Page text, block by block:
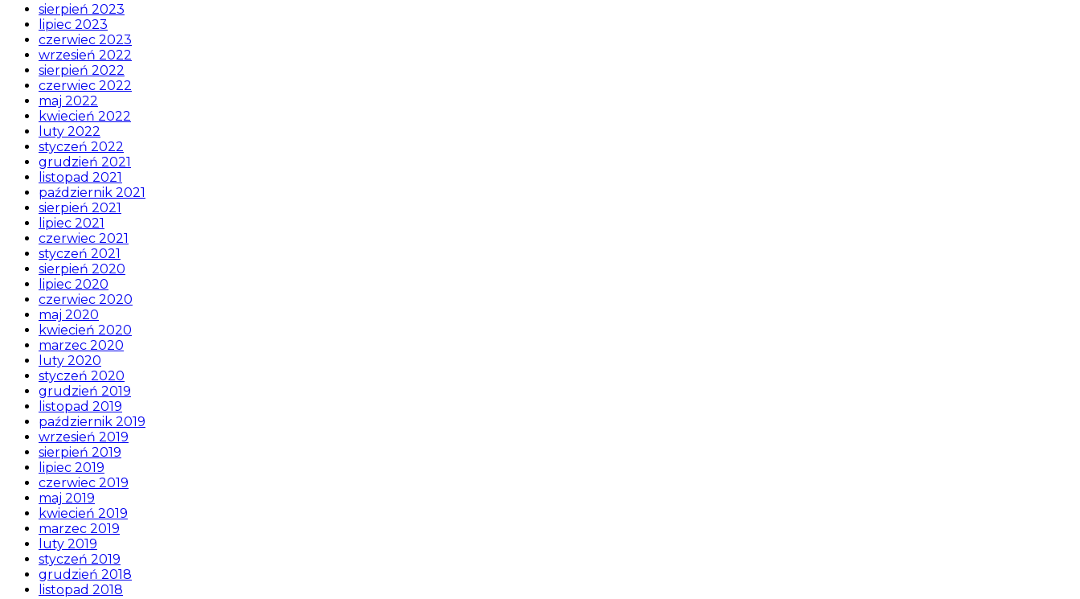
sierpień 2023
lipiec 2023
czerwiec 2023
wrzesień 2022
sierpień 2022
czerwiec 2022
maj 2022
kwiecień 2022
luty 2022
styczeń 2022
grudzień 2021
listopad 2021
październik 2021
sierpień 2021
lipiec 2021
czerwiec 2021
styczeń 2021
sierpień 2020
lipiec 2020
czerwiec 2020
maj 2020
kwiecień 2020
marzec 2020
luty 2020
styczeń 2020
grudzień 2019
listopad 2019
październik 2019
wrzesień 2019
sierpień 2019
lipiec 2019
czerwiec 2019
maj 2019
kwiecień 2019
marzec 2019
luty 2019
styczeń 2019
grudzień 2018
listopad 2018